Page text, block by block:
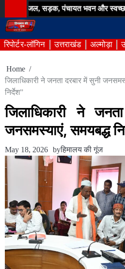
to
content
सड़क, पंचायत भवन और स्वच्छता सहित
रिपोर्टर-लॉगिन उत्तराखंड अल्मोड़ा
Home
जिलाधिकारी ने जनता दरबार में सुनी
निर्देश”
जिलाधिकारी ने
जनसमस्याएं, समयबद्ध
May 18, 2026 byहिमालय की गूंज